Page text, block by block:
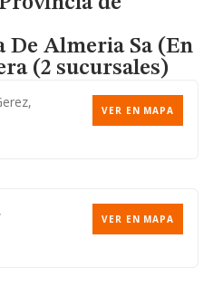
De Almeria Sa (en
(2 sucursales)
VER EN MAPA
VER EN MAPA